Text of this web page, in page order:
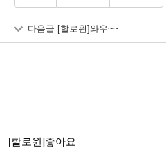
다음글 [할로윈]와우~~
[할로윈]좋아요